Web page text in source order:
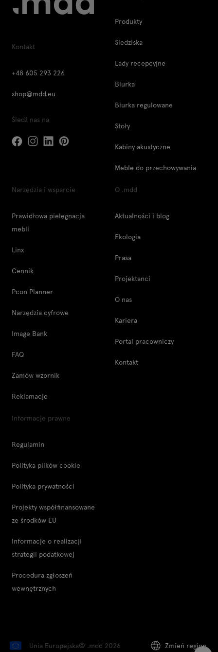
Kontakt
+48 605 293 226
shop@mdd.eu
Śledź nas na
Produkty
Siedziska
Lady recepcyjne
Biurka
Biurka regulowane
Stoły
Kabiny akustyczne
Meble do przechowywania
Narzędzia i wsparcie
Prawidłowa pielęgnacja
mebli
Linx
Cennik
Pcon Planner
Narzędzia cyfrowe
Image Bank
FAQ
Zamów wzornik
Reklamacje
O .mdd
Aktualności i blog
Ekologia
Prasa
Projektanci
O nas
Kariera
Portal pracowniczy
Kontakt
Informacje prawne
Regulamin
Polityka plików cookie
Polityka prywatności
Projekty współfinansowane
ze środków EU
Informacje o realizacji
strategii podatkowej
Procedura zgłoszeń
wewnętrznych
Unia Europejska© .mdd 2026 Zmień region